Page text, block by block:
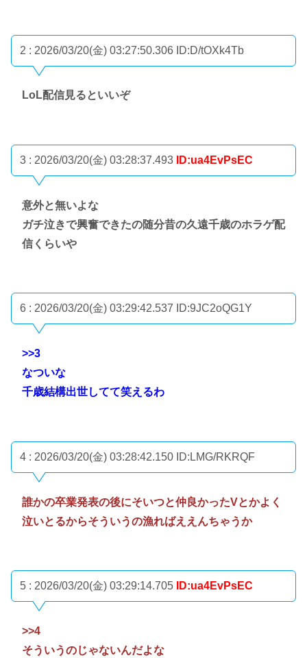
2 : 2026/03/20(金) 03:27:50.306 ID:D/tOXk4Tb
LoL配信見るといいぞ
3 : 2026/03/20(金) 03:28:37.493 ID:ua4EvPsEC
意外と無いよな
ガチ泣きで興奮できたの随分昔の久遠千歳のホラゲ配
信くらいや
6 : 2026/03/20(金) 03:29:42.537 ID:9JC2oQG1Y
>>3
なついな
千歳結構出世してて笑えるわ
4 : 2026/03/20(金) 03:28:42.150 ID:LMG/RKRQF
誰かの卒業発表の後にそいつと仲良かったVとかよく
泣いとるからそういうの漁ればええんちゃうか
5 : 2026/03/20(金) 03:29:14.705 ID:ua4EvPsEC
>>4
そういうのじゃないんだよな